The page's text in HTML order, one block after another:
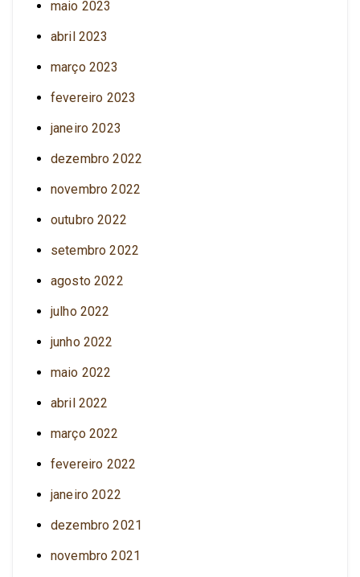
maio 2023
abril 2023
março 2023
fevereiro 2023
janeiro 2023
dezembro 2022
novembro 2022
outubro 2022
setembro 2022
agosto 2022
julho 2022
junho 2022
maio 2022
abril 2022
março 2022
fevereiro 2022
janeiro 2022
dezembro 2021
novembro 2021